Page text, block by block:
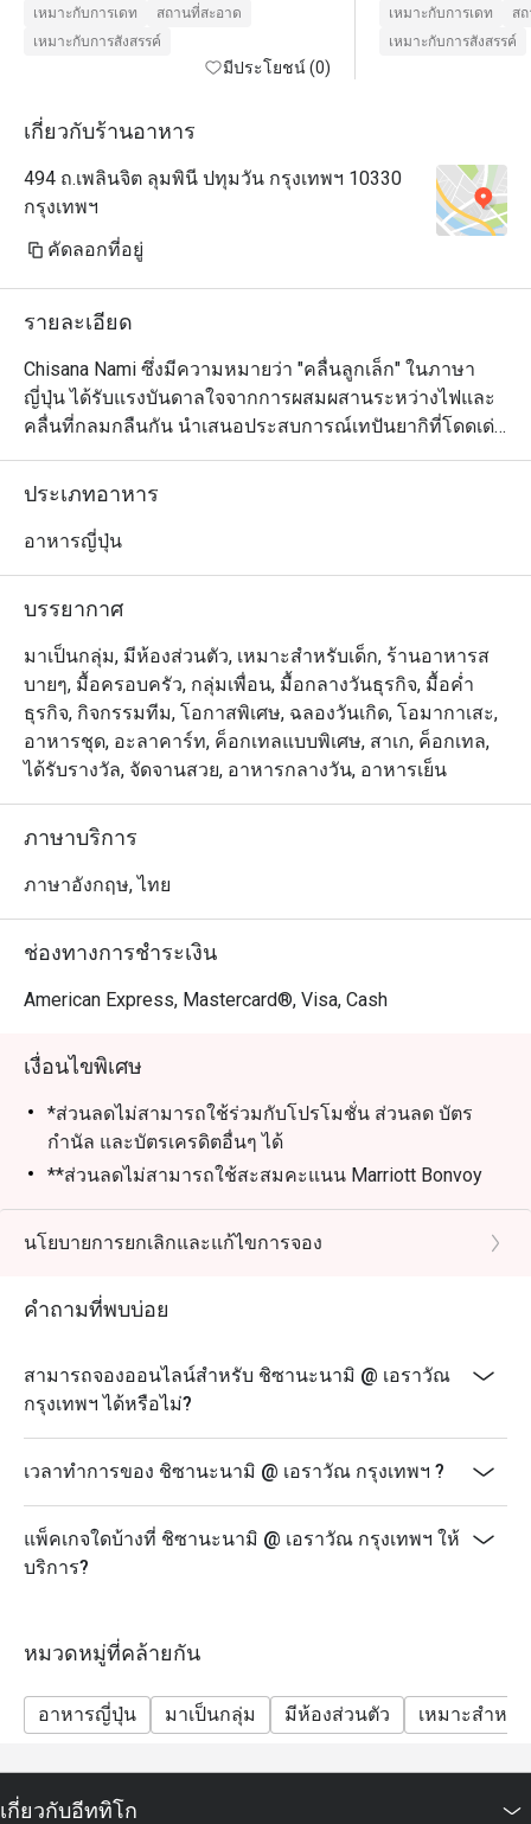
presented by the chef. The service
staff was also attentive and helpful.
Always asking if they could assist
As for the food, it was delicious. The
The restaurant and staffs somehow
surprised us by bringing an Ice
cream top with a candle for my
wife's birthday. Almost all the staff
came out to sing Happy Birthday for
my wife. She was very happy about
it. These small details create a
remembrance in our mind and we will
definitely come back.
Wife is happy, kids are happy - I am
happy.
Thank you to the team for your great
service and delicious food. We will
definitely visit again.
เหมาะกับการเดท
สถานที่สะอาด
เหมาะกับการสังสรรค์
มีประโยชน์ (0)
us.
เหมาะกับการเดท
ส
เหมาะกับการสังสรรค์
เกี่ยวกับร้านอาหาร
494 ถ.เพลินจิต ลุมพินี ปทุมวัน กรุงเทพฯ 10330
กรุงเทพฯ
คัดลอกที่อยู่
รายละเอียด
Chisana Nami ซึ่งมีความหมายว่า "คลื่นลูกเล็ก" ในภาษา
ญี่ปุ่น ได้รับแรงบันดาลใจจากการผสมผสานระหว่างไฟและ
คลื่นที่กลมกลืนกัน นำเสนอประสบการณ์เทปันยากิที่โดดเด่น
ในการเตรียมอาหารทะเล เนื้อสัตว์ และผักที่สดใหม่ด้วยกลิ่น
อายที่แท้จริงและความทันสมัย การตกแต่งภายในแบบเซน
บรรยากาศที่หรูหรา พื้นที่นี้โดดเด่นด้วยโทนสีเดียว เน้นด้วย
ประเภทอาหาร
อาหารญี่ปุ่น
บรรยากาศ
มาเป็นกลุ่ม, มีห้องส่วนตัว, เหมาะสำหรับเด็ก, ร้านอาหารส
บายๆ, มื้อครอบครัว, กลุ่มเพื่อน, มื้อกลางวันธุรกิจ, มื้อค่ำ
ธุรกิจ, กิจกรรมทีม, โอกาสพิเศษ, ฉลองวันเกิด, โอมากาเสะ,
อาหารชุด, อะลาคาร์ท, ค็อกเทลแบบพิเศษ, สาเก, ค็อกเทล,
ได้รับรางวัล, จัดจานสวย, อาหารกลางวัน, อาหารเย็น
ภาษาบริการ
ภาษาอังกฤษ, ไทย
ช่องทางการชำระเงิน
American Express, Mastercard®, Visa, Cash
เงื่อนไขพิเศษ
*ส่วนลดไม่สามารถใช้ร่วมกับโปรโมชั่น ส่วนลด บัตร
กำนัล และบัตรเครดิตอื่นๆ ได้
**ส่วนลดไม่สามารถใช้สะสมคะแนน Marriott Bonvoy
และ Club Marriott milestones ได้
*** ส่วนลดไม่สามารถใช้ได้กับภาษีรัฐบาลและค่าบริการ
นโยบายการยกเลิกและแก้ไขการจอง
คำถามที่พบบ่อย
สามารถจองออนไลน์สำหรับ ชิซานะนามิ @ เอราวัณ
กรุงเทพฯ ได้หรือไม่?
เวลาทำการของ ชิซานะนามิ @ เอราวัณ กรุงเทพฯ ?
แพ็คเกจใดบ้างที่ ชิซานะนามิ @ เอราวัณ กรุงเทพฯ ให้
บริการ?
หมวดหมู่ที่คล้ายกัน
อาหารญี่ปุ่น มาเป็นกลุ่ม มีห้องส่วนตัว เหมาะสำหรั
เกี่ยวกับอีททิโก